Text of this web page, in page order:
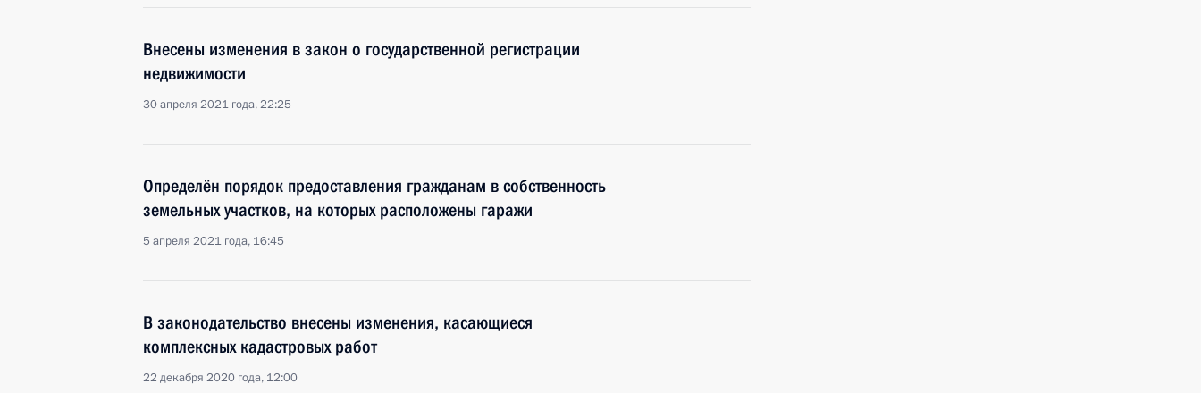
Внесены изменения в закон о государственной регистрации
недвижимости
30 апреля 2021 года, 22:25
Определён порядок предоставления гражданам в собственность
земельных участков, на которых расположены гаражи
5 апреля 2021 года, 16:45
В законодательство внесены изменения, касающиеся
комплексных кадастровых работ
22 декабря 2020 года, 12:00